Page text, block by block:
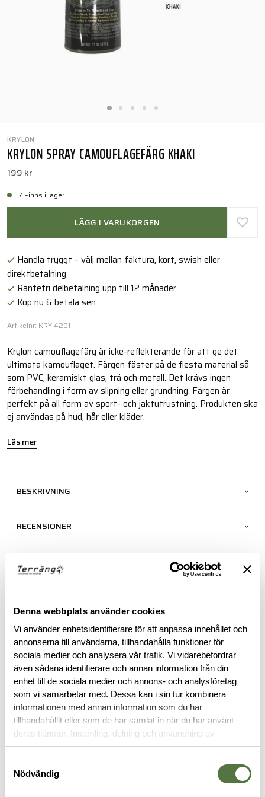
Denna webbplats använder cookies
Vi använder enhetsidentifierare för att anpassa innehållet och
annonserna till användarna, tillhandahålla funktioner för
sociala medier och analysera vår trafik. Vi vidarebefordrar
även sådana identifierare och annan information från din
enhet till de sociala medier och annons- och analysföretag
som vi samarbetar med. Dessa kan i sin tur kombinera
informationen med annan information som du har
tillhandahållit eller som de har samlat in när du har använt
deras tjänster. Insamling, delning och användning av
personuppgifter kan användas för personalisering av
Nödvändig
KRYLON
KRYLON SPRAY CAMOUFLAGEFÄRG KHAKI
199 kr
7 Finns i lager
LÄGG I VARUKORGEN
Handla tryggt – välj mellan faktura, kort, swish eller
direktbetalning
Räntefri delbetalning upp till 12 månader
Köp nu & betala sen
Artikelnr: KRY-4291
Krylon camouflagefärg är icke-reflekterande för att ge det
ultimata kamouflaget. Färgen fäster på de flesta material så
som PVC, keramiskt glas, trä och metall. Det krävs ingen
förbehandling i form av slipning eller grundning. Färgen är
perfekt på all form av sport- och jaktutrustning. Produkten ska
ej användas på hud, hår eller kläder.
Läs mer
BESKRIVNING
RECENSIONER
RELATERADE PRODUKTER